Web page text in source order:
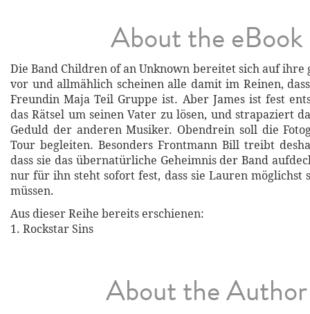
About the eBook
Die Band Children of an Unknown bereitet sich auf ihre
vor und allmählich scheinen alle damit im Reinen,
Freundin Maja Teil Gruppe ist. Aber James ist fest
das Rätsel um seinen Vater zu lösen, und strapaziert
Geduld der anderen Musiker. Obendrein soll die
Tour begleiten. Besonders Frontmann Bill treibt
dass sie das übernatürliche Geheimnis der Band
nur für ihn steht sofort fest, dass sie Lauren möglichst
müssen.
Aus dieser Reihe bereits erschienen:
1. Rockstar Sins
About the Author